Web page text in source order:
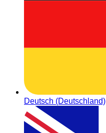
Deutsch (Deutschland)